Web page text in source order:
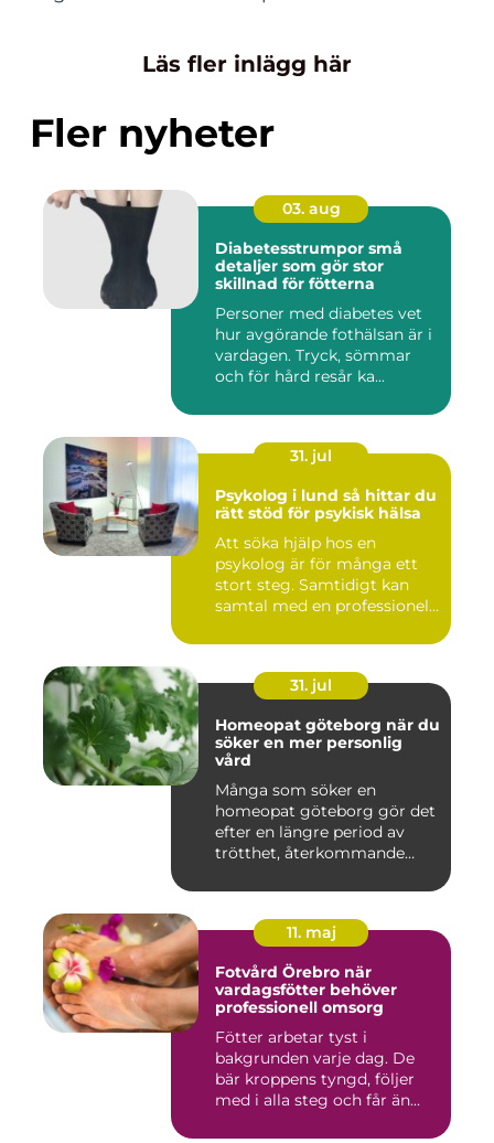
Läs fler inlägg här
Fler nyheter
03. aug
Diabetesstrumpor små
detaljer som gör stor
skillnad för fötterna
Personer med diabetes vet
hur avgörande fothälsan är i
vardagen. Tryck, sömmar
och för hård resår ka...
31. jul
Psykolog i lund så hittar du
rätt stöd för psykisk hälsa
Att söka hjälp hos en
psykolog är för många ett
stort steg. Samtidigt kan
samtal med en professionel...
31. jul
Homeopat göteborg när du
söker en mer personlig
vård
Många som söker en
homeopat göteborg gör det
efter en längre period av
trötthet, återkommande
11. maj
Fotvård Örebro när
vardagsfötter behöver
professionell omsorg
Fötter arbetar tyst i
bakgrunden varje dag. De
bär kroppens tyngd, följer
med i alla steg och får än...